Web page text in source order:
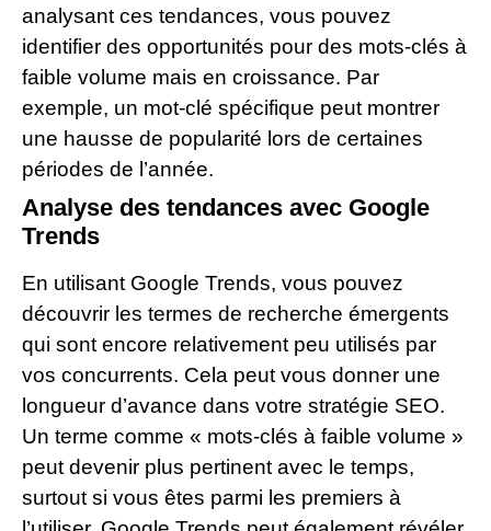
analysant ces tendances, vous pouvez
identifier des opportunités pour des mots-clés à
faible volume mais en croissance. Par
exemple, un mot-clé spécifique peut montrer
une hausse de popularité lors de certaines
périodes de l’année.
Analyse des tendances avec Google
Trends
En utilisant Google Trends, vous pouvez
découvrir les termes de recherche émergents
qui sont encore relativement peu utilisés par
vos concurrents. Cela peut vous donner une
longueur d’avance dans votre stratégie SEO.
Un terme comme « mots-clés à faible volume »
peut devenir plus pertinent avec le temps,
surtout si vous êtes parmi les premiers à